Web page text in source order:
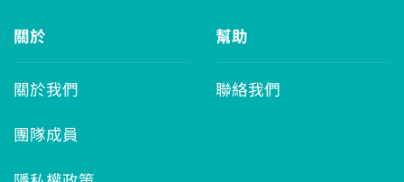
關於
關於我們
團隊成員
幫助
聯絡我們